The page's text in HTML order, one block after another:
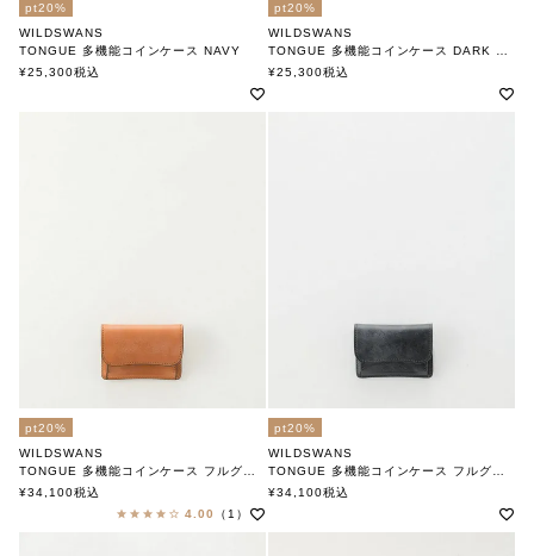
pt20%
WILDSWANS
TONGUE 多機能コインケース NAVY
ワイルドスワンズ
¥25,300税込
pt20%
WILDSWANS
TONGUE 多機能コインケース DARK BROWN
ワイルドスワンズ
¥25,300税込
pt20%
WILDSWANS
TONGUE 多機能コインケース フルグレイン LONDON
ワイルドスワンズ
¥34,100税込
4.00
（1）
pt20%
WILDSWANS
TONGUE 多機能コインケース フルグレイン BLACK
ワイルドスワンズ
¥34,100税込